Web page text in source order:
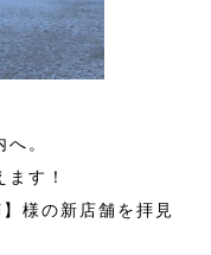
。
す！
様の新店舗を拝見